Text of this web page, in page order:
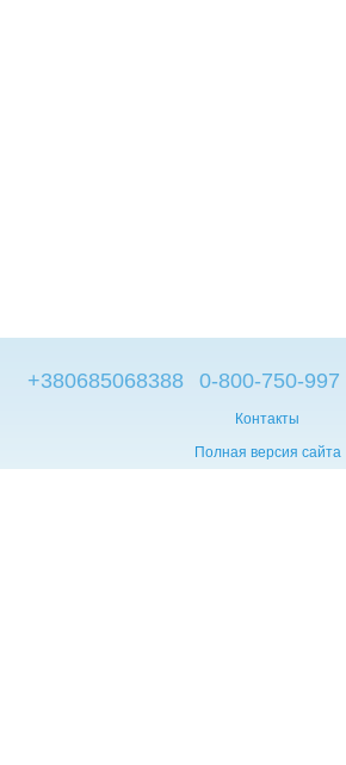
+380685068388 0-800-750-997
Контакты
Полная версия сайта